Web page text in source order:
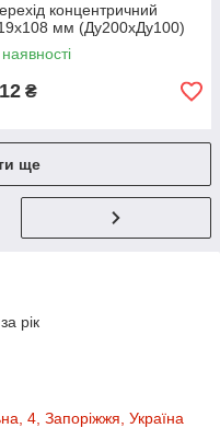
концентричний
мм (Ду200хДу100)
₴
ще
рік
4, Запоріжжя, Україна